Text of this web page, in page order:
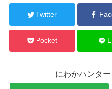
Twitter
Pocket
にわかハンタ